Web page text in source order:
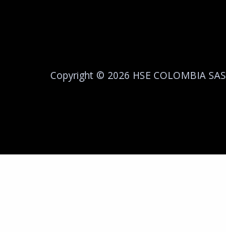
Copyright © 2026 HSE COLOMBIA SAS